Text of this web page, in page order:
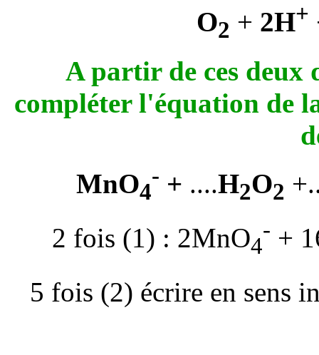
O2 + 2H+
A partir de ces deux
compléter l'équation de
MnO4
- + ....H2O2
2 fois (1) : 2MnO4
- +
5 fois (2) écrire en sens